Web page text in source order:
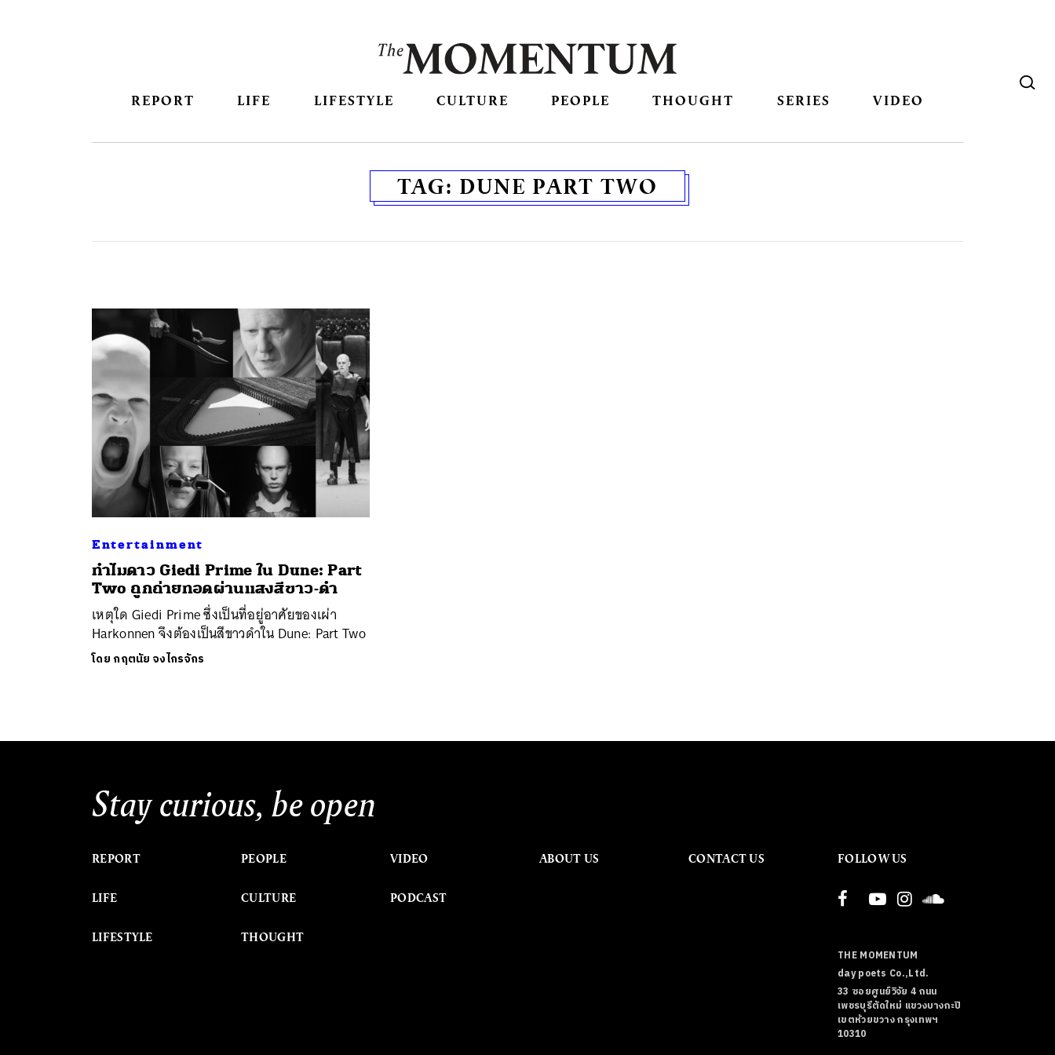
REPORT LIFE LIFESTYLE CULTURE PEOPLE THOUGHT SERIES VIDEO
TAG: DUNE PART TWO
Entertainment
ทำไมดาว Giedi Prime ใน Dune: Part
Two ถูกถ่ายทอดผ่านแสงสีขาว-ดำ
เหตุใด Giedi Prime ซึ่งเป็นที่อยู่อาศัยของเผ่า
Harkonnen จึงต้องเป็นสีขาวดำใน Dune: Part Two
โดย กฤตนัย จงไกรจักร
Stay curious, be open
REPORT
LIFE
LIFESTYLE
PEOPLE
CULTURE
THOUGHT
VIDEO
PODCAST
ABOUT US CONTACT US FOLLOW US
THE MOMENTUM
day poets Co.,Ltd.
33 ซอยศูนย์วิจัย 4 ถนน
เพชรบุรีตัดใหม่ แขวงบางกะปิ
เขตห้วยขวาง กรุงเทพฯ
10310